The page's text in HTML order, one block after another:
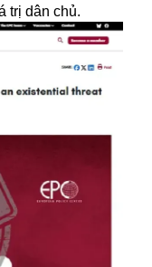
trị dân chủ.